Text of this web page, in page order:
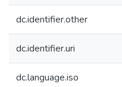
dc.identifier.other
dc.identifier.uri
dc.language.iso